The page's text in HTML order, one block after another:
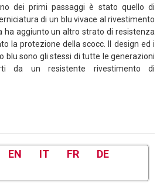
dei primi passaggi è stato quello di
di un blu vivace al rivestimento
ha aggiunto un altro strato di resistenza
la protezione della scocc. Il design ed i
blu sono gli stessi di tutte le generazioni
da un resistente rivestimento di
EN IT FR
DE